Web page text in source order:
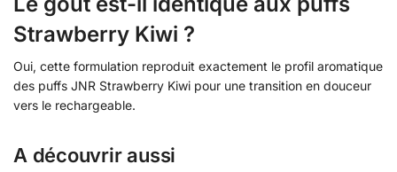
Strawberry Kiwi ?
Oui, cette formulation reproduit exactement le profil aromatique
des puffs JNR Strawberry Kiwi pour une transition en douceur
vers le rechargeable.
A découvrir aussi